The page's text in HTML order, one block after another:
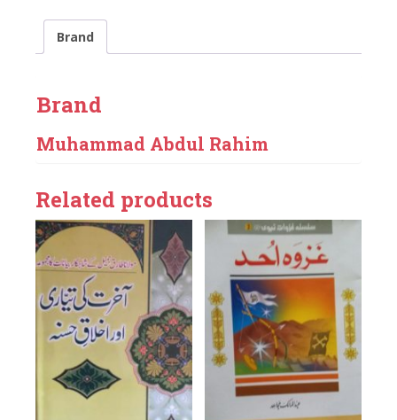
Brand
Brand
Muhammad Abdul Rahim
Related products